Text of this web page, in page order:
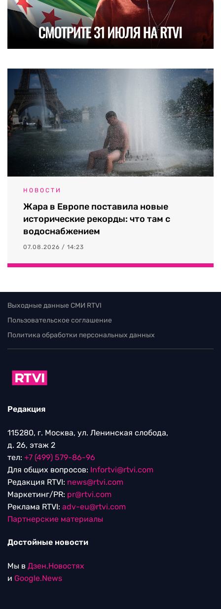
НОВОСТИ
Жара в Европе поставила новые
исторические рекорды: что там с
водоснабжением
07.08.2026 / 14:23
Выходные данные СМИ RTVI
Пользовательское соглашение
Политика обработки персональных данных
Редакция
115280, г. Москва, ул. Ленинская слобода,
д. 26, этаж 2
тел: +7 (499) 579-86-96
Для общих вопросов: Infortvi@rtvi.com
Редакция RTVI: news@rtvi.com
Маркетинг/PR: pr@rtvi.com
Реклама RTVI: adv-eu@rtvi.com
Партнерские материалы
Достойные новости
Мы в Дзен.Новостях
и Google.News